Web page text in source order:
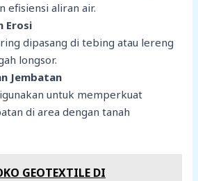
efisiensi aliran air.
Erosi
dipasang di tebing atau lereng
longsor.
Jembatan
untuk memperkuat
di area dengan tanah
GEOTEXTILE DI